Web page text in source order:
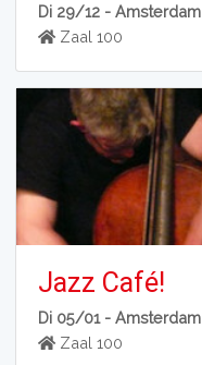
Di 29/12 -Amsterdam
Zaal 100
Jazz Café!
Di 05/01 -Amsterdam
Zaal 100